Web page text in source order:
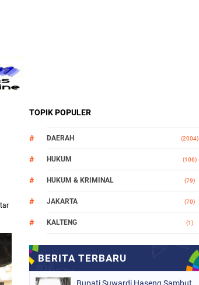
TOPIK POPULER
DAERAH (2004)
HUKUM (106)
HUKUM & KRIMINAL (79)
JAKARTA (70)
KALTENG (1)
MAKASSAR
(748)